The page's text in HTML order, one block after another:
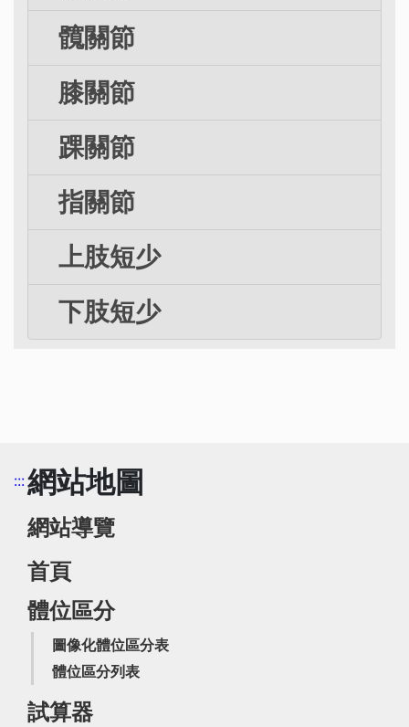
髖關節
膝關節
踝關節
指關節
上肢短少
下肢短少
:::網站地圖
網站導覽
首頁
體位區分
圖像化體位區分表
體位區分列表
試算器